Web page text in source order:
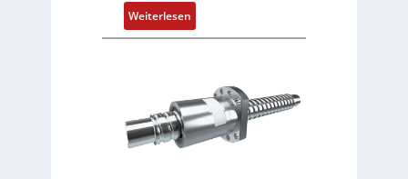
t
s
m
e
Weiterlesen:
D
g
e
b